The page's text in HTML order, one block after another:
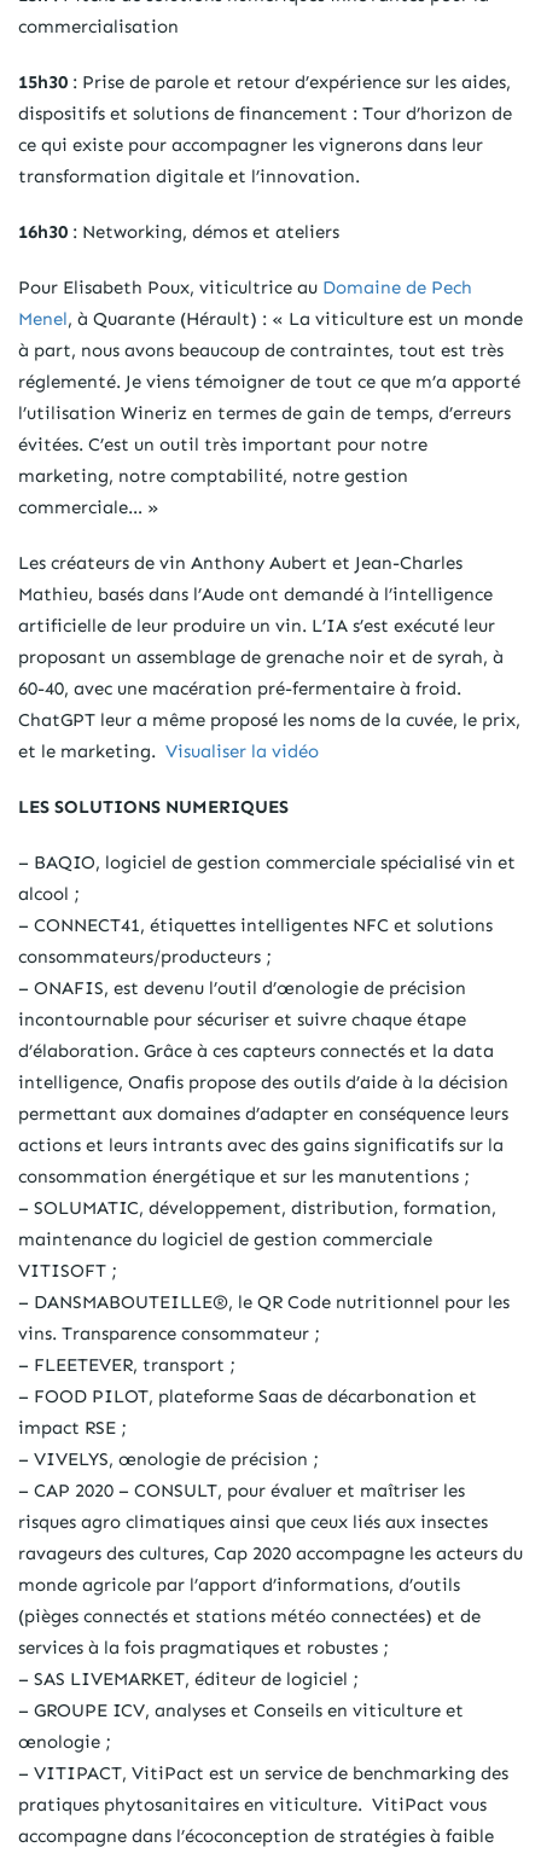
commercialisation
15h30 : Prise de parole et retour d’expérience sur les aides,
dispositifs et solutions de financement : Tour d’horizon de
ce qui existe pour accompagner les vignerons dans leur
transformation digitale et l’innovation.
16h30 : Networking, démos et ateliers ​
Pour Elisabeth Poux, viticultrice au Domaine de Pech
Menel, à Quarante (Hérault) : « La viticulture est un monde
à part, nous avons beaucoup de contraintes, tout est très
réglementé. Je viens témoigner de tout ce que m’a apporté
l’utilisation Wineriz en termes de gain de temps, d’erreurs
évitées. C’est un outil très important pour notre
marketing, notre comptabilité, notre gestion
commerciale… »
Les créateurs de vin Anthony Aubert et Jean-Charles
Mathieu, basés dans l’Aude ont demandé à l’intelligence
artificielle de leur produire un vin. L’IA s’est exécuté leur
proposant un assemblage de grenache noir et de syrah, à
60-40, avec une macération pré-fermentaire à froid.
ChatGPT leur a même proposé les noms de la cuvée, le prix,
et le marketing. Visualiser la vidéo
LES SOLUTIONS NUMERIQUES
– BAQIO, logiciel de gestion commerciale spécialisé vin et
alcool ;
– CONNECT41, étiquettes intelligentes NFC et solutions
consommateurs/producteurs ;
– ONAFIS, est devenu l’outil d’œnologie de précision
incontournable pour sécuriser et suivre chaque étape
d’élaboration. Grâce à ces capteurs connectés et la data
intelligence, Onafis propose des outils d’aide à la décision
permettant aux domaines d’adapter en conséquence leurs
actions et leurs intrants avec des gains significatifs sur la
consommation énergétique et sur les manutentions ;
– SOLUMATIC, développement, distribution, formation,
maintenance du logiciel de gestion commerciale
VITISOFT ;
– DANSMABOUTEILLE®, le QR Code nutritionnel pour les
vins. Transparence consommateur ;
– FLEETEVER, transport ;
– FOOD PILOT, plateforme Saas de décarbonation et
impact RSE ;
– VIVELYS, œnologie de précision ;
– CAP 2020 – CONSULT, pour évaluer et maîtriser les
risques agro climatiques ainsi que ceux liés aux insectes
ravageurs des cultures, Cap 2020 accompagne les acteurs du
monde agricole par l’apport d’informations, d’outils
(pièges connectés et stations météo connectées) et de
services à la fois pragmatiques et robustes ;
– SAS LIVEMARKET, éditeur de logiciel ;
– GROUPE ICV, analyses et Conseils en viticulture et
œnologie ;
– VITIPACT, VitiPact est un service de benchmarking des
pratiques phytosanitaires en viticulture. VitiPact vous
accompagne dans l’écoconception de stratégies à faible